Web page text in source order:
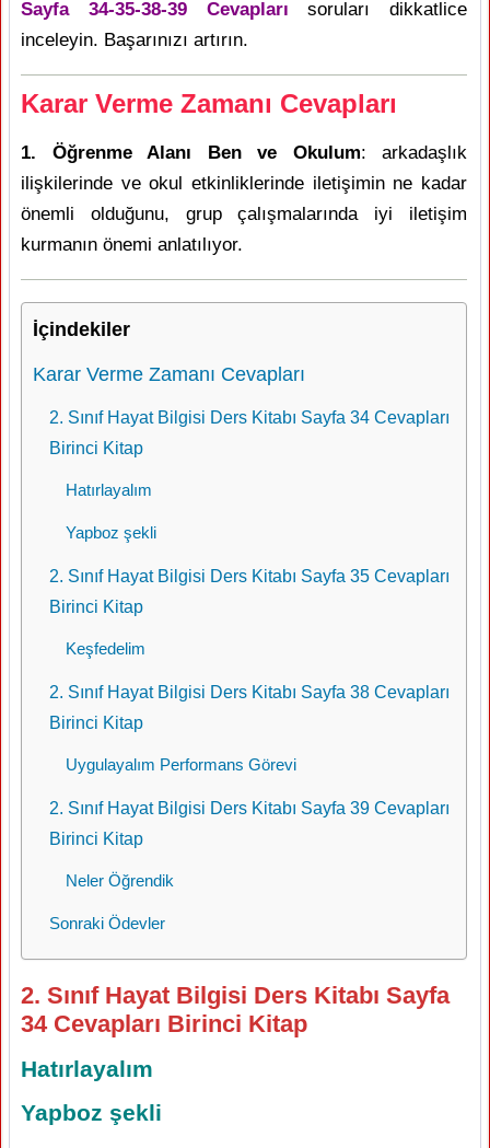
Sayfa 34-35-38-39 Cevapları soruları dikkatlice
inceleyin. Başarınızı artırın.
Karar Verme Zamanı Cevapları
1. Öğrenme Alanı Ben ve Okulum: arkadaşlık
ilişkilerinde ve okul etkinliklerinde iletişimin ne kadar
önemli olduğunu, grup çalışmalarında iyi iletişim
kurmanın önemi anlatılıyor.
İçindekiler
Karar Verme Zamanı Cevapları
2. Sınıf Hayat Bilgisi Ders Kitabı Sayfa 34 Cevapları
Birinci Kitap
Hatırlayalım
Yapboz şekli
2. Sınıf Hayat Bilgisi Ders Kitabı Sayfa 35 Cevapları
Birinci Kitap
Keşfedelim
2. Sınıf Hayat Bilgisi Ders Kitabı Sayfa 38 Cevapları
Birinci Kitap
Uygulayalım Performans Görevi
2. Sınıf Hayat Bilgisi Ders Kitabı Sayfa 39 Cevapları
Birinci Kitap
Neler Öğrendik
Sonraki Ödevler
2. Sınıf Hayat Bilgisi Ders Kitabı Sayfa
34 Cevapları Birinci Kitap
Hatırlayalım
Yapboz şekli